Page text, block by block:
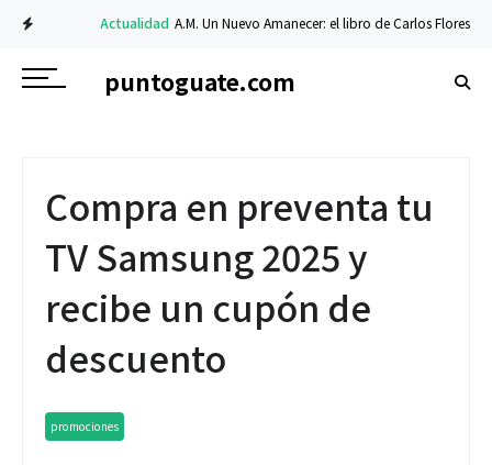
Actualidad A.M. Un Nuevo Amanecer: el libro de Carlos Flores sobre
puntoguate.com
Compra en preventa tu
TV Samsung 2025 y
recibe un cupón de
descuento
promociones